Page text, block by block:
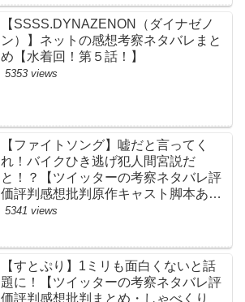
【SSSS.DYNAZENON（ダイナゼノ
ン）】ネットの感想考察ネタバレまと
め【水着回！第５話！】
5353 views
【ファイトソング】嘘だと言ってく
れ！バイクひき逃げ犯人間宮説だ
と！？【ツイッターの考察ネタバレ評
価評判感想批判原作キャスト脚本あら
すじ伏線まとめ犯人黒幕・ドラマ・交
5341 views
【すとぷり】1ミリも面白くないと話
題に！【ツイッターの考察ネタバレ評
価評判感想批判まとめ・しゃべくり